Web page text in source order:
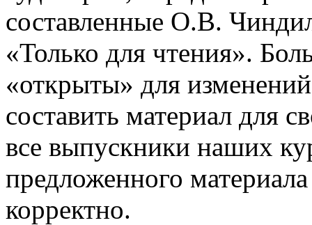
составленные О.В.
«Только для чтения».
«открыты» для
составить материал для
все выпускники наших
предложенного
корректно.